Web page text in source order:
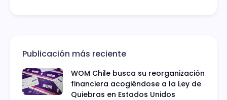
Publicación más reciente
WOM Chile busca su reorganización
financiera acogiéndose a la Ley de
Quiebras en Estados Unidos